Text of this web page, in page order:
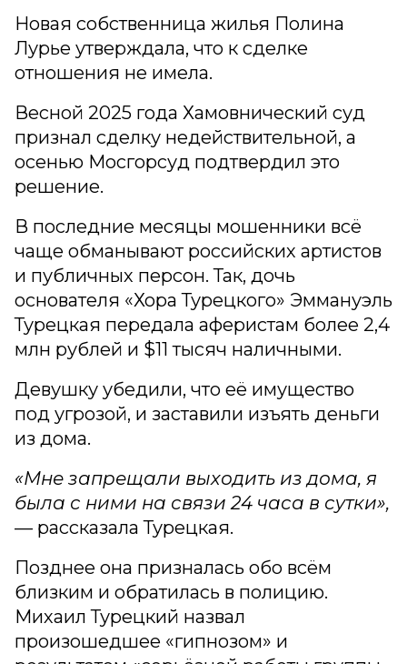
Новая собственница жилья Полина
Лурье утверждала, что к сделке
отношения не имела.
Весной 2025 года Хамовнический суд
признал сделку недействительной, а
осенью Мосгорсуд подтвердил это
решение.
В последние месяцы мошенники всё
чаще обманывают российских артистов
и публичных персон. Так, дочь
основателя «Хора Турецкого» Эммануэль
Турецкая передала аферистам более 2,4
млн рублей и $11 тысяч наличными.
Девушку убедили, что её имущество
под угрозой, и заставили изъять деньги
из дома.
«Мне запрещали выходить из дома, я
была с ними на связи 24 часа в сутки»,
— рассказала Турецкая.
Позднее она призналась обо всём
близким и обратилась в полицию.
Михаил Турецкий назвал
произошедшее «гипнозом» и